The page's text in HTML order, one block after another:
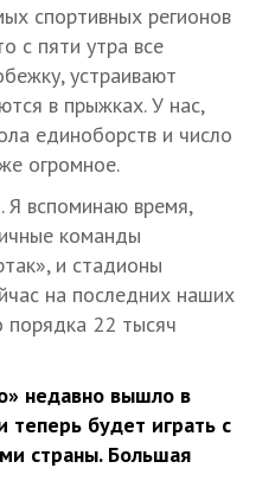
спортивных регионов
с пяти утра все
устраивают
в прыжках. У нас,
единоборств и число
огромное.
Я вспоминаю время,
команды
и стадионы
на последних наших
порядка 22 тысяч
недавно вышло в
теперь будет играть с
страны. Большая